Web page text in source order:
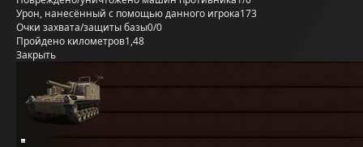
Урон, нанесённый с помощью данного игрока173
Очки захвата/защиты базы0/0
Пройдено километров1,48
Закрыть